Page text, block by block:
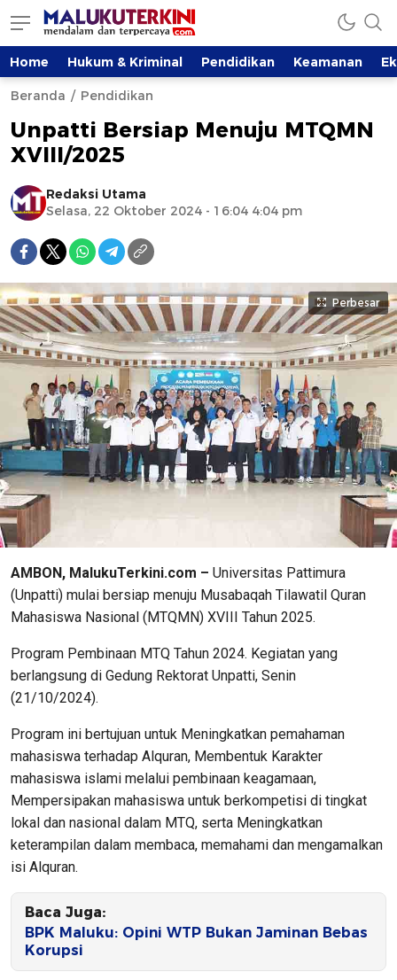
Home Hukum & Kriminal Pendidikan Keamanan
Beranda Pendidikan
Unpatti Bersiap Menuju MTQMN
XVIII/2025
Redaksi Utama
Selasa, 22 Oktober 2024 - 16:04 4:04 pm
Perbesar
AMBON, MalukuTerkini.com – Universitas Pattimura
(Unpatti) mulai bersiap menuju Musabaqah Tilawatil Quran
Mahasiswa Nasional (MTQMN) XVIII Tahun 2025.
Program Pembinaan MTQ Tahun 2024. Kegiatan yang
berlangsung di Gedung Rektorat Unpatti, Senin
(21/10/2024).
Program ini bertujuan untuk Meningkatkan pemahaman
mahasiswa terhadap Alquran, Membentuk Karakter
mahasiswa islami melalui pembinaan keagamaan,
Mempersipakan mahasiswa untuk berkompetisi di tingkat
lokal dan nasional dalam MTQ, serta Meningkatkan
keterampilan dalam membaca, memahami dan mengamalkan
isi Alquran.
Baca Juga:
BPK Maluku: Opini WTP Bukan Jaminan Bebas
Korupsi